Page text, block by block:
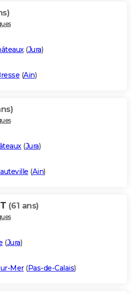
(Jura)
(Ain)
(Jura)
(Ain)
(61 ans)
(Jura)
Mer(Pas-de-Calais)